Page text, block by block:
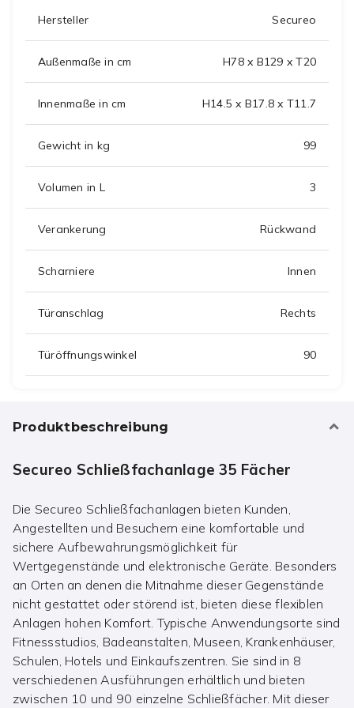
Hersteller Secureo
Außenmaße in cm H78 x B129 x T20
Innenmaße in cm H14.5 x B17.8 x T11.7
Gewicht in kg 99
Volumen in L 3
Verankerung Rückwand
Scharniere Innen
Türanschlag Rechts
Türöffnungswinkel 90
Produktbeschreibung
Secureo Schließfachanlage 35 Fächer
Die Secureo Schließfachanlagen bieten Kunden,
Angestellten und Besuchern eine komfortable und
sichere Aufbewahrungsmöglichkeit für
Wertgegenstände und elektronische Geräte. Besonders
an Orten an denen die Mitnahme dieser Gegenstände
nicht gestattet oder störend ist, bieten diese flexiblen
Anlagen hohen Komfort. Typische Anwendungsorte sind
Fitnessstudios, Badeanstalten, Museen, Krankenhäuser,
Schulen, Hotels und Einkaufszentren. Sie sind in 8
verschiedenen Ausführungen erhältlich und bieten
zwischen 10 und 90 einzelne Schließfächer. Mit dieser